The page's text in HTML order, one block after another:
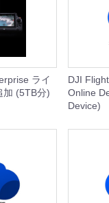
ライ
加 (5TB分)
DJI
Online
Device)